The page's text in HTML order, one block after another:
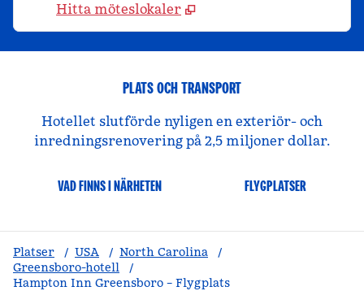
Hitta möteslokaler
PLATS OCH TRANSPORT
Hotellet slutförde nyligen en exteriör- och
inredningsrenovering på 2,5 miljoner dollar.
VAD FINNS I NÄRHETEN FLYGPLATSER
Platser / USA / North Carolina
/
Greensboro-hotell
/
Hampton Inn Greensboro – Flygplats